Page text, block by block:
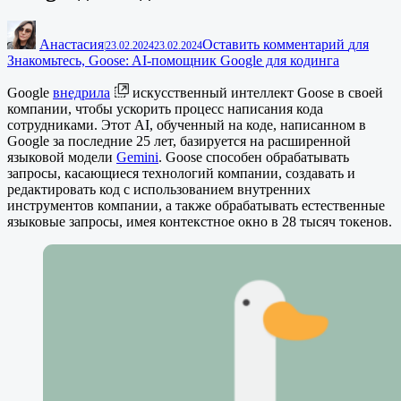
Анастасия|23.02.202423.02.2024Оставить комментарий для
Знакомьтесь, Goose: AI-помощник Google для кодинга
Google внедрила
искусственный интеллект Goose в своей
компании, чтобы ускорить процесс написания кода
сотрудниками. Этот AI, обученный на коде, написанном в
Google за последние 25 лет, базируется на расширенной
языковой модели Gemini. Goose способен обрабатывать
запросы, касающиеся технологий компании, создавать и
редактировать код с использованием внутренних
инструментов компании, а также обрабатывать естественные
языковые запросы, имея контекстное окно в 28 тысяч токенов.